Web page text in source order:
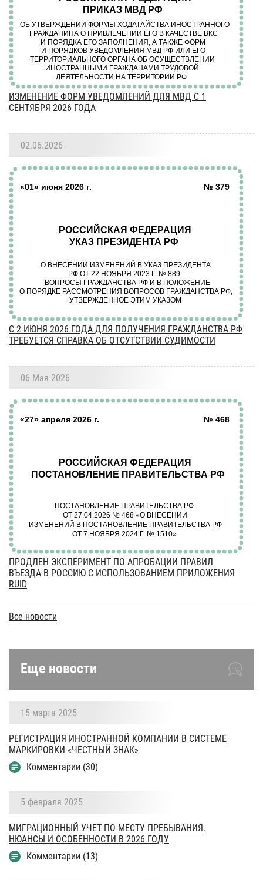
ИЗМЕНЕНИЕ ФОРМ УВЕДОМЛЕНИЙ ДЛЯ МВД С 1
СЕНТЯБРЯ 2026 ГОДА
02.06.2026
С 2 ИЮНЯ 2026 ГОДА ДЛЯ ПОЛУЧЕНИЯ ГРАЖДАНСТВА РФ
ТРЕБУЕТСЯ СПРАВКА ОБ ОТСУТСТВИИ СУДИМОСТИ
06 Мая 2026
ПРОДЛЕН ЭКСПЕРИМЕНТ ПО АПРОБАЦИИ ПРАВИЛ
ВЪЕЗДА В РОССИЮ С ИСПОЛЬЗОВАНИЕМ ПРИЛОЖЕНИЯ
RUID
Все новости
Еще новости
15 марта 2025
РЕГИСТРАЦИЯ ИНОСТРАННОЙ КОМПАНИИ В СИСТЕМЕ
МАРКИРОВКИ «ЧЕСТНЫЙ ЗНАК»
Комментарии (30)
5 февраля 2025
МИГРАЦИОННЫЙ УЧЕТ ПО МЕСТУ ПРЕБЫВАНИЯ.
НЮАНСЫ И ОСОБЕННОСТИ В 2026 ГОДУ
Комментарии (13)